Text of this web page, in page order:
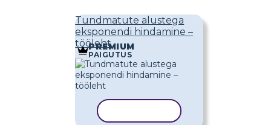
Tundmatute alustega
eksponendi hindamine –
tööleht
PREMIUM
PAIGUTUS